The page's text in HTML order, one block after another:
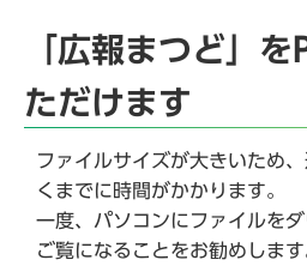
「広報まつど」
ただけます
ファイルサイズが大きいため
くまでに時間がかかります。
一度、パソコンにファイルを
ご覧になることをお勧めします